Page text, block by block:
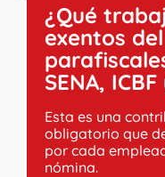
¿Qué
exentos
SENA,
Esta es una
obligatorio que
por cada
nómina.